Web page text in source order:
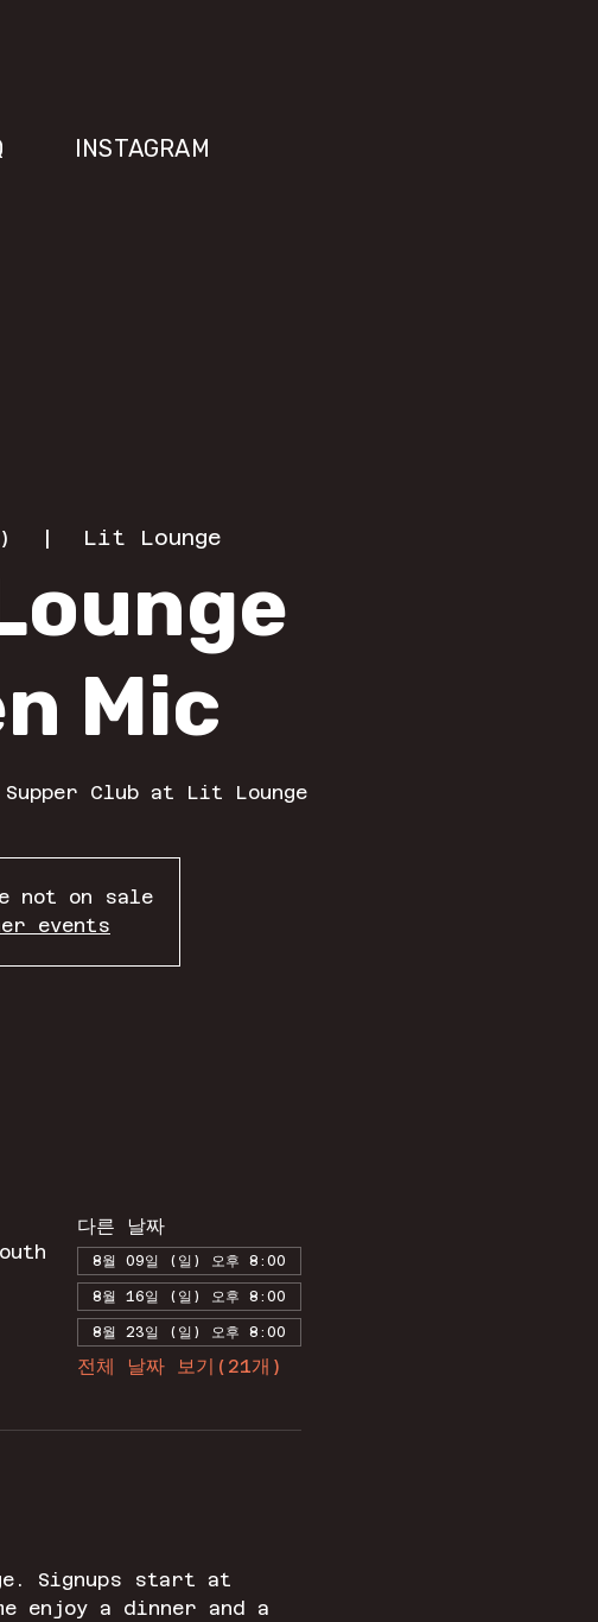
INSTAGRAM
  |
Lit Lounge
Mic
Supper Club at Lit Lounge
not on sale
events
다른 날짜
8월 09일 (일) 오후 8:00
8월 16일 (일) 오후 8:00
8월 23일 (일) 오후 8:00
전체 날짜 보기(21개)
Signups start at
enjoy a dinner and a